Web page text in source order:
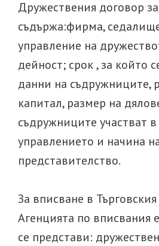
Дружествения договор
съдържа:фирма,
управление на
дейност; срок , за който
данни на съдружниците,
капитал, размер на
съдружниците участват
управлението и начина
представителство.
За вписване в
Агенцията по вписвания
се представи: